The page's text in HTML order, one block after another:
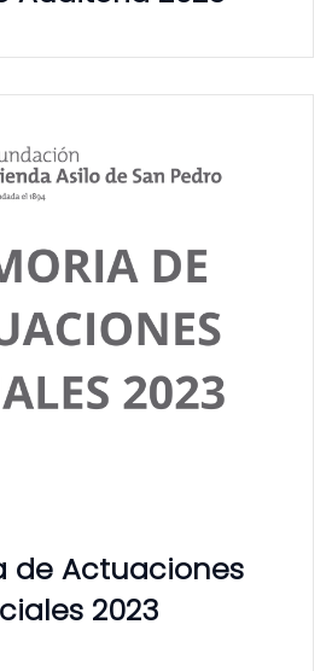
de Actuaciones
2023